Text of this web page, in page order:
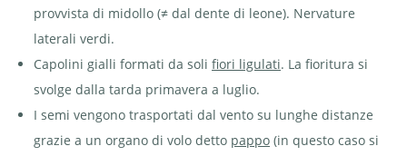
filamentose
provvista di midollo (≠ dal dente di leone). Nervature
laterali verdi.
Capolini gialli formati da soli fiori ligulati. La fioritura si
svolge dalla tarda primavera a luglio.
I semi vengono trasportati dal vento su lunghe distanze
grazie a un organo di volo detto pappo (in questo caso si